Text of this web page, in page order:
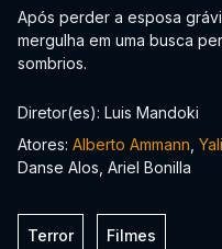
Após perder a esposa
mergulha em uma busca
sombrios.
Diretor(es): Luis Mandoki
Atores: Alberto Ammann
Danse Alos, Ariel Bonilla
Terror Filmes